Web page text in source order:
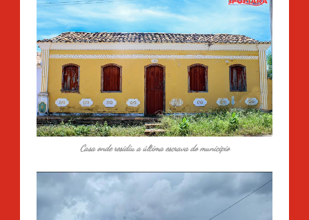
Casa onde residiu a última escrava do municipio